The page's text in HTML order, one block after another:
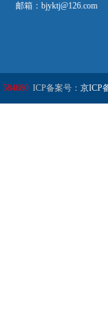
邮箱：bjyktj@126.com
584680 ICP备案号： 京ICP